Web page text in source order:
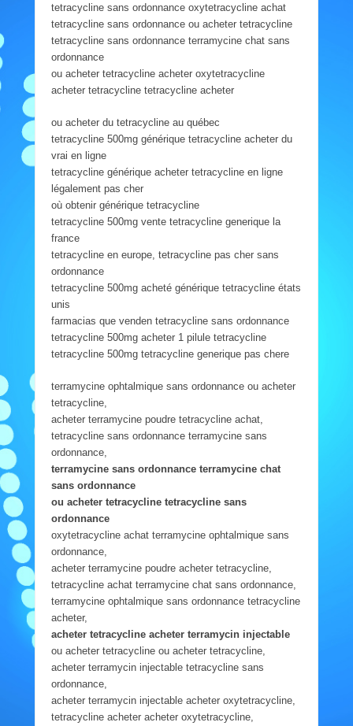
tetracycline sans ordonnance oxytetracycline achat
tetracycline sans ordonnance ou acheter tetracycline
tetracycline sans ordonnance terramycine chat sans
ordonnance
ou acheter tetracycline acheter oxytetracycline
acheter tetracycline tetracycline acheter
ou acheter du tetracycline au québec
tetracycline 500mg générique tetracycline acheter du
vrai en ligne
tetracycline générique acheter tetracycline en ligne
légalement pas cher
où obtenir générique tetracycline
tetracycline 500mg vente tetracycline generique la
france
tetracycline en europe, tetracycline pas cher sans
ordonnance
tetracycline 500mg acheté générique tetracycline états
unis
farmacias que venden tetracycline sans ordonnance
tetracycline 500mg acheter 1 pilule tetracycline
tetracycline 500mg tetracycline generique pas chere
terramycine ophtalmique sans ordonnance ou acheter
tetracycline,
acheter terramycine poudre tetracycline achat,
tetracycline sans ordonnance terramycine sans
ordonnance,
terramycine sans ordonnance terramycine chat
sans ordonnance
ou acheter tetracycline tetracycline sans
ordonnance
oxytetracycline achat terramycine ophtalmique sans
ordonnance,
acheter terramycine poudre acheter tetracycline,
tetracycline achat terramycine chat sans ordonnance,
terramycine ophtalmique sans ordonnance tetracycline
acheter,
acheter tetracycline acheter terramycin injectable
ou acheter tetracycline ou acheter tetracycline,
acheter terramycin injectable tetracycline sans
ordonnance,
acheter terramycin injectable acheter oxytetracycline,
tetracycline acheter acheter oxytetracycline,